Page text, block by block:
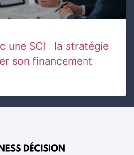
une SCI : la stratégie
son financement